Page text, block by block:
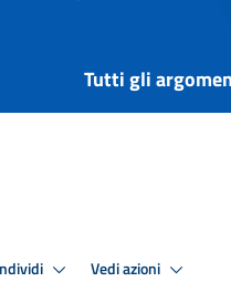
Tutti gli
Vedi azioni